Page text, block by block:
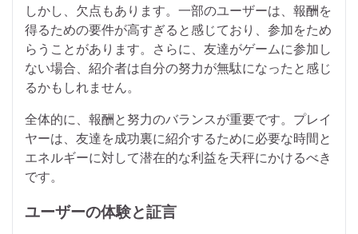
しかし、欠点もあります。一部のユーザーは、報酬を
得るための要件が高すぎると感じており、参加をため
らうことがあります。さらに、友達がゲームに参加し
ない場合、紹介者は自分の努力が無駄になったと感じ
るかもしれません。
全体的に、報酬と努力のバランスが重要です。プレイ
ヤーは、友達を成功裏に紹介するために必要な時間と
エネルギーに対して潜在的な利益を天秤にかけるべき
です。
ユーザーの体験と証言